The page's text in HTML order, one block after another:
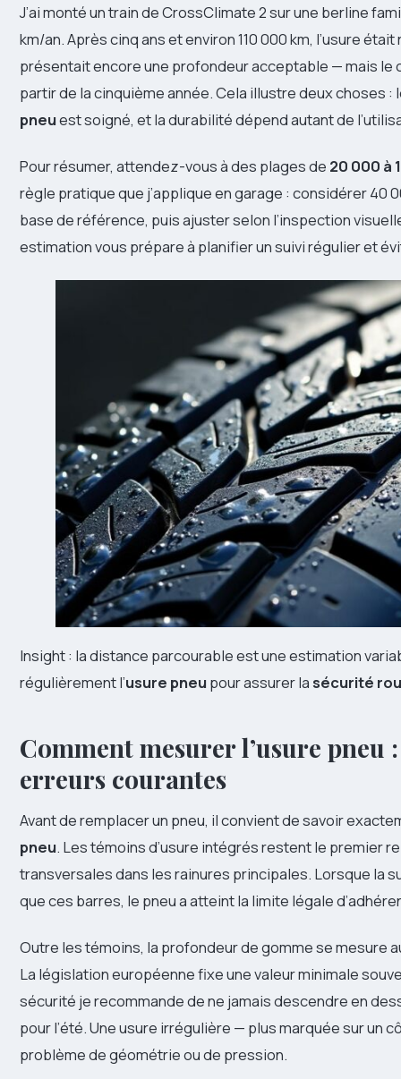
J’ai monté un train de CrossClimate 2 sur une berline
km/an. Après cinq ans et environ 110 000 km, l’usure
présentait encore une profondeur acceptable — mais le
partir de la cinquième année. Cela illustre deux choses :
pneuest soigné, et la durabilité dépend autant de
Pour résumer, attendez-vous à des plages de 20 000 à
règle pratique que j’applique en garage : considérer 40
base de référence, puis ajuster selon l’inspection
estimation vous prépare à planifier un suivi régulier et
Insight : la distance parcourable est une estimation
régulièrement l’usure pneu pour assurer lasécurité
Comment mesurer l’usure
erreurs courantes
Avant de remplacer un pneu, il convient de savoir
pneu. Les témoins d’usure intégrés restent le premier
transversales dans les rainures principales. Lorsque la
que ces barres, le pneu a atteint la limite légale
Outre les témoins, la profondeur de gomme se mesure
La législation européenne fixe une valeur minimale
sécurité je recommande de ne jamais descendre en
pour l’été. Une usure irrégulière — plus marquée sur un
problème de géométrie ou de pression.